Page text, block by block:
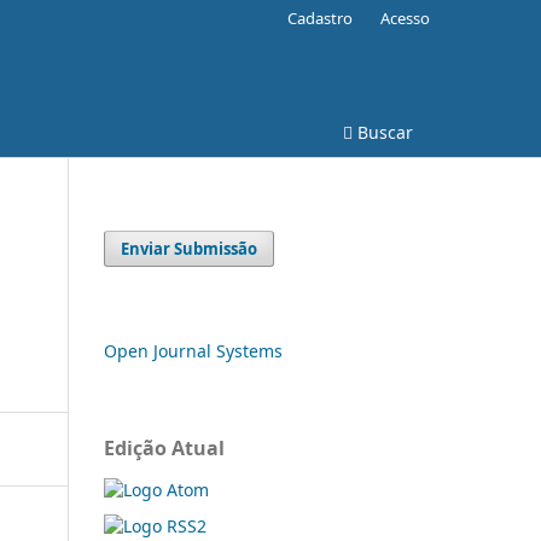
Buscar
Cadastro Acesso
Enviar Submissão
Open Journal Systems
Edição Atual